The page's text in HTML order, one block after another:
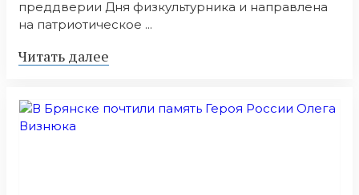
преддверии Дня физкультурника и направлена
на патриотическое ...
Читать далее